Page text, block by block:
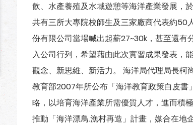
飲、水產養殖及水域遊憩等海洋產業發展，
共有三所大專院校師生及三家廠商代表約50
份有限公司當場喊出起薪27~30k，甚至還有
入公司行列，希望藉由此次實習成果發表，
觀念、新思維、新活力。 海洋局代理局長
教育部2007年所公布「海洋教育政策白皮
略，以培育海洋產業所需優質人才，進而積
推動「海洋漂鳥.漁村再造」計畫，媒合在